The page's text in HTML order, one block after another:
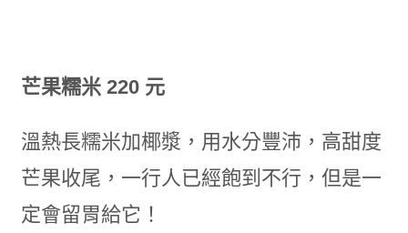
芒果糯米 220 元
溫熱長糯米加椰漿，用水分豐沛，高甜度
芒果收尾，一行人已經飽到不行，但是一
定會留胃給它！